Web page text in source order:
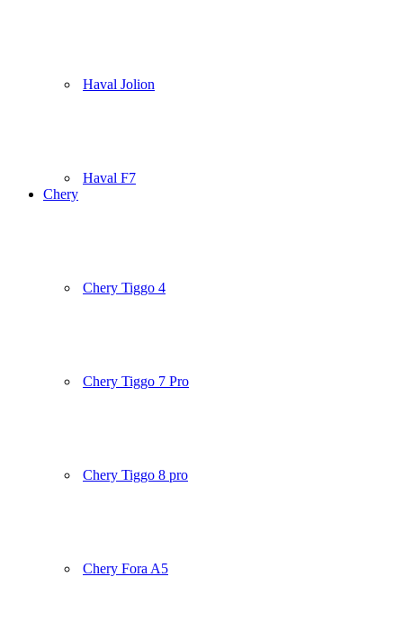
Haval Jolion
Haval F7
Chery
Chery Tiggo 4
Chery Tiggo 7 Pro
Chery Tiggo 8 pro
Chery Fora A5